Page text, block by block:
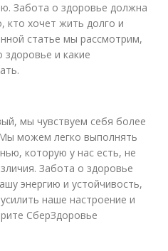
Забота о здоровье должна
кто хочет жить долго и
статье мы рассмотрим,
и какие
мы чувствуем себя более
можем легко выполнять
которую у нас есть, не
Забота о здоровье
энергию и устойчивость,
наше настроение и
СберЗдоровье